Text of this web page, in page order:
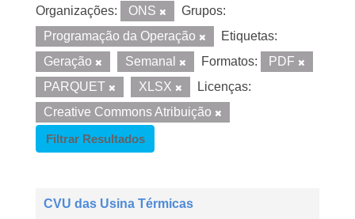
Organizações: ONS
Grupos:
Programação da Operação
Etiquetas:
Geração
Semanal Formatos:
PDF
PARQUET
XLSX
Licenças:
Creative Commons Atribuição
Filtrar Resultados
CVU das Usina Térmicas